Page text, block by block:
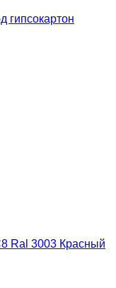
гипсокартон
Ral 3003 Красный